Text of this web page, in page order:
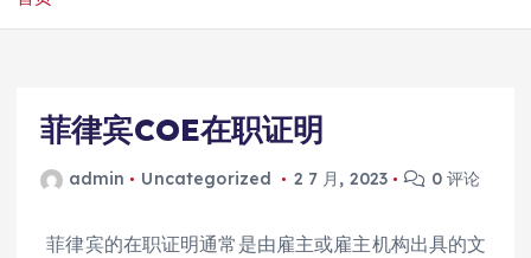
菲律宾COE在职证明
admin Uncategorized 2 7 月, 2023 0 评论
菲律宾的在职证明通常是由雇主或雇主机构出具的文